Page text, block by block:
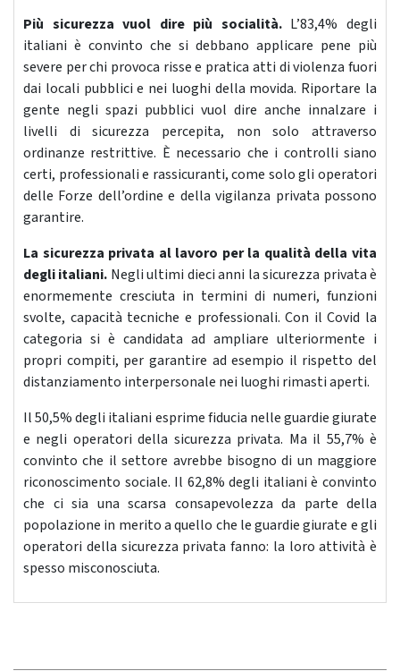
Più sicurezza vuol dire più socialità.L’83,4% degli
italiani è convinto che si debbano applicare pene più
severe per chi provoca risse e pratica atti di violenza fuori
dai locali pubblici e nei luoghi della movida. Riportare la
gente negli spazi pubblici vuol dire anche innalzare i
livelli di sicurezza percepita, non solo attraverso
ordinanze restrittive. È necessario che i controlli siano
certi, professionali e rassicuranti, come solo gli operatori
delle Forze dell’ordine e della vigilanza privata possono
garantire.
La sicurezza privata al lavoro per la qualità della vita
degli italiani. Negli ultimi dieci anni la sicurezza privata è
enormemente cresciuta in termini di numeri, funzioni
svolte, capacità tecniche e professionali. Con il Covid la
categoria si è candidata ad ampliare ulteriormente i
propri compiti, per garantire ad esempio il rispetto del
distanziamento interpersonale nei luoghi rimasti aperti.
Il 50,5% degli italiani esprime fiducia nelle guardie giurate
e negli operatori della sicurezza privata. Ma il 55,7% è
convinto che il settore avrebbe bisogno di un maggiore
riconoscimento sociale. Il 62,8% degli italiani è convinto
che ci sia una scarsa consapevolezza da parte della
popolazione in merito a quello che le guardie giurate e gli
operatori della sicurezza privata fanno: la loro attività è
spesso misconosciuta.